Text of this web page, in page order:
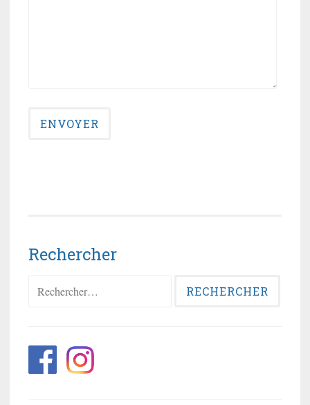
Rechercher
Rechercher :